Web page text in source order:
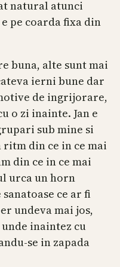
natural atunci
pe coarda fixa din
buna, alte sunt mai
ierni bune dar
de ingrijorare,
o zi inainte. Jan e
sub mine si
din ce in ce mai
din ce in ce mai
urca un horn
ce ar fi
undeva mai jos,
inaintez cu
se in zapada